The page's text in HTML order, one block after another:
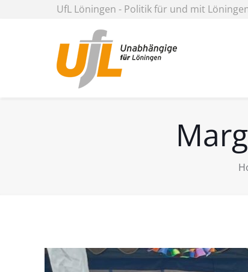
UfL Löningen - Politik für und mit